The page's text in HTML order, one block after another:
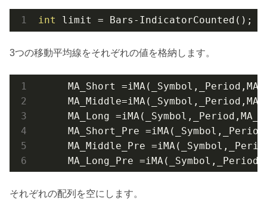
int limit = Bars-IndicatorCounted();
3つの移動平均線をそれぞれの値を格納します。
     MA_Short =i
MA( _Symbol , _Period
     MA_Middle=i
MA( _Symbol , _Period
     MA_Long =i
MA( _Symbol , _Period
     MA_Short_Pre =i
MA( _Symbol , _Period
     MA_Middle_Pre =i
MA( _Symbol ,
     MA_Long_Pre =i
MA( _Symbol , _Period
それぞれの配列を空にします。